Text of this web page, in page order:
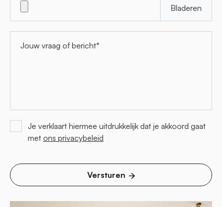
Bladeren
Jouw vraag of bericht
Je verklaart hiermee uitdrukkelijk dat je akkoord gaat
met ons privacybeleid
Versturen